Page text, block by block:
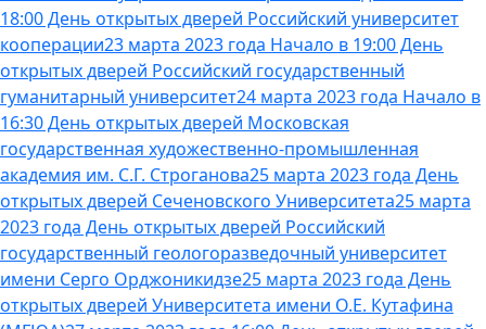
18:00 День открытых дверей Российский университет
кооперации23 марта 2023 года Начало в 19:00 День
открытых дверей Российский государственный
гуманитарный университет24 марта 2023 года Начало в
16:30 День открытых дверей Московская
государственная художественно-промышленная
академия им. С.Г. Строганова25 марта 2023 года День
открытых дверей Сеченовского Университета25 марта
2023 года День открытых дверей Российский
государственный геологоразведочный университет
имени Серго Орджоникидзе25 марта 2023 года День
открытых дверей Университета имени О.Е. Кутафина